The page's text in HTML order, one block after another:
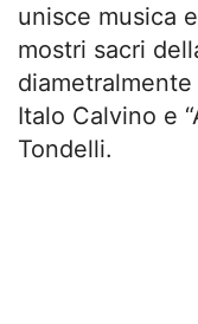
unisce musica
mostri sacri
Italo Calvino e
Tondelli.